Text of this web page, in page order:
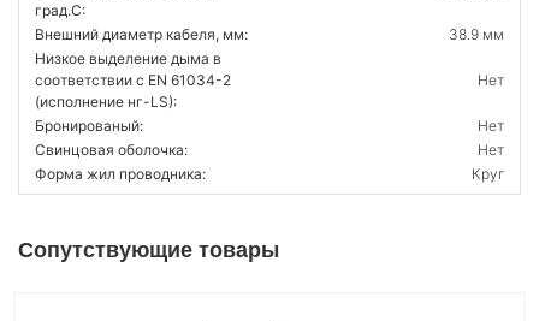
град.C:
Внешний диаметр кабеля, мм:
38.9 мм
Низкое выделение дыма в
соответствии с EN 61034-2
(исполнение нг-LS):
Нет
Бронированый:
Нет
Свинцовая оболочка:
Нет
Форма жил проводника:
Круг
Сопутствующие товары